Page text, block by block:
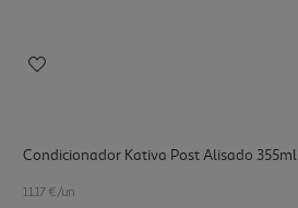
Condicionador Kativa Post Alisado 355ml
11.17 €/un